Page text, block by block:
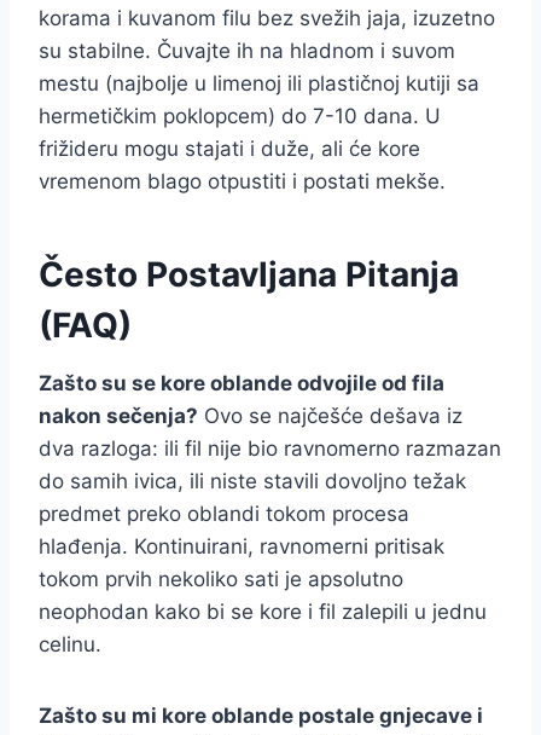
korama i kuvanom filu bez svežih jaja, izuzetno
su stabilne. Čuvajte ih na hladnom i suvom
mestu (najbolje u limenoj ili plastičnoj kutiji sa
hermetičkim poklopcem) do 7-10 dana. U
frižideru mogu stajati i duže, ali će kore
vremenom blago otpustiti i postati mekše.
Često Postavljana Pitanja
(FAQ)
Zašto su se kore oblande odvojile od fila
nakon sečenja? Ovo se najčešće dešava iz
dva razloga: ili fil nije bio ravnomerno razmazan
do samih ivica, ili niste stavili dovoljno težak
predmet preko oblandi tokom procesa
hlađenja. Kontinuirani, ravnomerni pritisak
tokom prvih nekoliko sati je apsolutno
neophodan kako bi se kore i fil zalepili u jednu
celinu.
Zašto su mi kore oblande postale gnjecave i